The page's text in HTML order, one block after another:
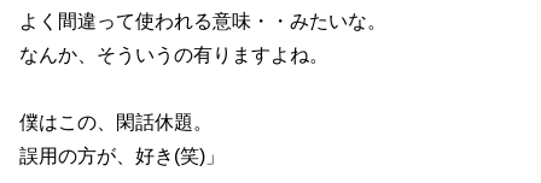
よく間違って使われる意味・・みたいな。
なんか、そういうの有りますよね。
僕はこの、閑話休題。
誤用の方が、好き(笑)」